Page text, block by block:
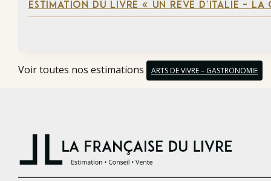
ESTIMATION DU LIVRE « UN RÊVE D’ITALIE –
Voir toutes nos estimations ARTS DE VIVRE – GASTRONOMIE